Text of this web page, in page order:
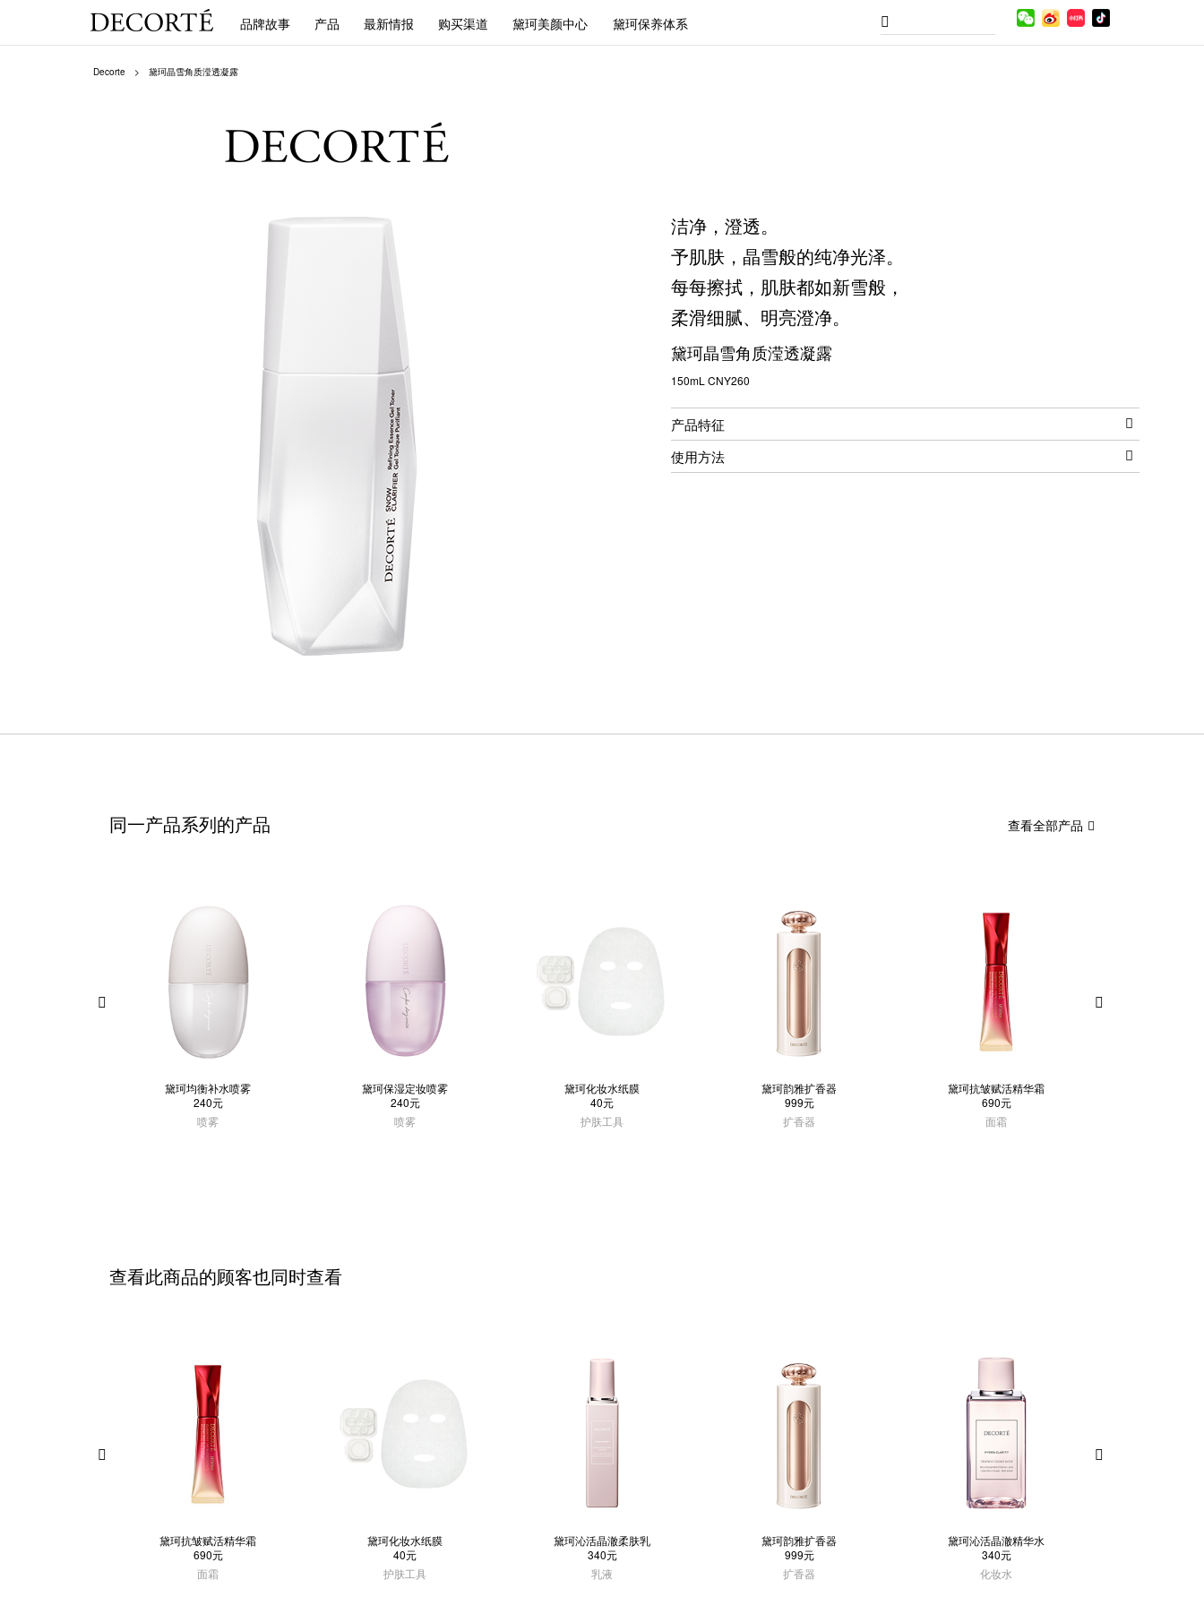
品牌故事 产品 最新情报 购买渠道 黛珂美颜中心 黛珂保养体系
Decorte 黛珂晶雪角质滢透凝露
洁净，澄透。
予肌肤，晶雪般的纯净光泽。
每每擦拭，肌肤都如新雪般，
柔滑细腻、明亮澄净。
黛珂晶雪角质滢透凝露
150mL CNY260
产品特征
使用方法
同一产品系列的产品
黛珂均衡补水喷雾
240元
喷雾
黛珂保湿定妆喷雾
240元
喷雾
黛珂化妆水纸膜
40元
护肤工具
黛珂韵雅扩香器
999元
扩香器
黛珂抗皱赋活精华霜
690元
面霜
查看全部产品
查看此商品的顾客也同时查看
黛珂抗皱赋活精华霜
690元
面霜
黛珂化妆水纸膜
40元
护肤工具
黛珂沁活晶澈柔肤乳
340元
乳液
黛珂韵雅扩香器
999元
扩香器
黛珂沁活晶澈精华水
340元
化妆水